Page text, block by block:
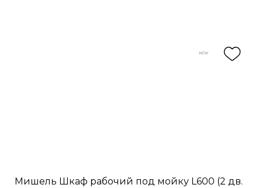
Мишель Шкаф рабочий под мойку L600 (2 дв.